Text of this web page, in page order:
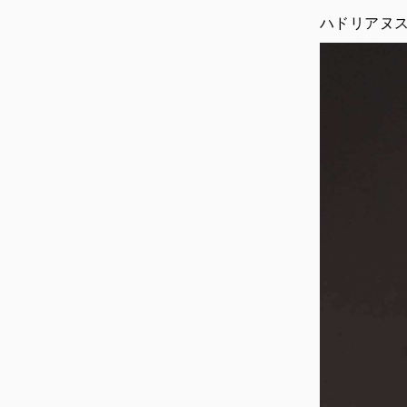
ハドリアヌ